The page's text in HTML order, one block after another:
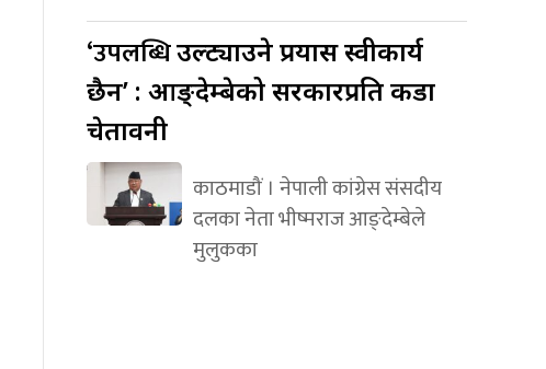
‘उपलब्धिउल्ट्याउने प्रयास स्वीकार्य
छैन’ : आङ्देम्बेको सरकारप्रति कडा
चेतावनी
काठमाडौं । नेपाली कांग्रेस संसदीय
दलका नेता भीष्मराज आङ्देम्बेले
मुलुकका